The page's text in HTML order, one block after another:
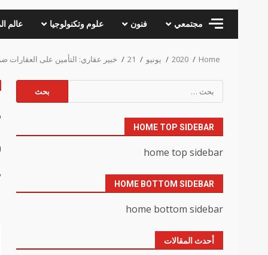
مجتمعي فنون علوم وتكنولوجيا عالم
Home
2020 يونيو 21 خبير عقاري: التأمين على
عن:
HOME TOP SIDEBAR
home top sidebar
HOME BOTTOM SIDEBAR
home bottom sidebar
أحدث المقالات